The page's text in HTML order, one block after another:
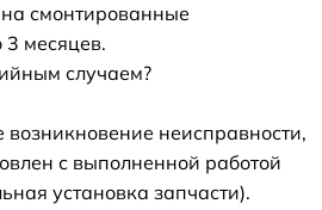
на смонтированные
месяцев.
случаем?
неисправности,
с выполненной работой
установка запчасти).